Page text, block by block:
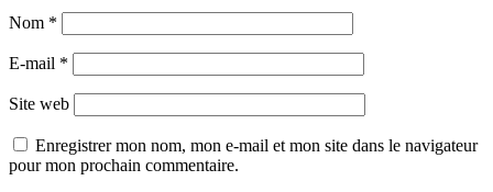
Nom *
E-mail *
Site web
Enregistrer mon nom, mon e-mail et mon site dans le navigateur
pour mon prochain commentaire.